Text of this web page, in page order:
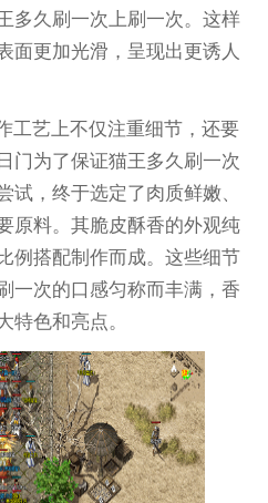
多久刷一次上刷一次。这样
面更加光滑，呈现出更诱人
工艺上不仅注重细节，还要
门为了保证猫王多久刷一次
试，终于选定了肉质鲜嫩、
原料。其脆皮酥香的外观纯
例搭配制作而成。这些细节
一次的口感匀称而丰满，香
特色和亮点。